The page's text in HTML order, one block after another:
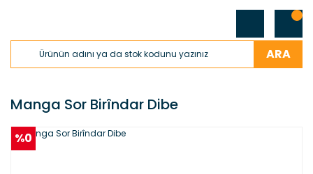
ARA
Manga Sor Birîndar Dibe
%0